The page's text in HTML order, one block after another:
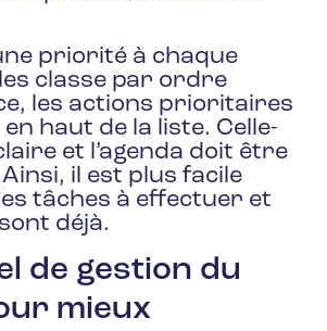
priorité à chaque
classe par ordre
les actions prioritaires
haut de la liste. Celle-
et l’agenda doit être
il est plus facile
tâches à effectuer et
déjà.
de gestion du
mieux